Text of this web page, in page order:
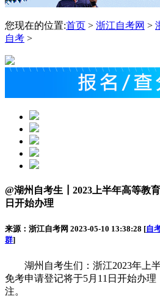
您现在的位置:首页 > 浙江自考网 >
自考 >
@湖州自考生┃2023上半年高等教
日开始办理
来源：浙江自考网 2023-05-10 13:38:28 [自
群]
湖州自考生们：浙江2023年上半
免考申请登记将于5月11日开始办
注。